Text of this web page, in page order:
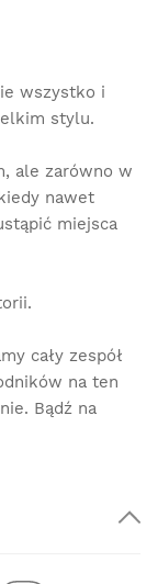
wszystko i
stylu.
ale zarówno w
nawet
miejsca
cały zespół
na ten
Bądź na